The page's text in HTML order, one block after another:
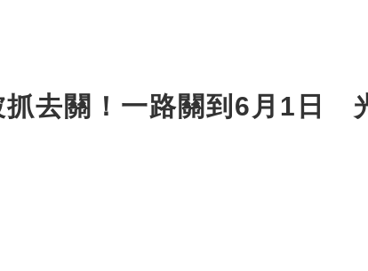
抓去關！一路關到6月1日